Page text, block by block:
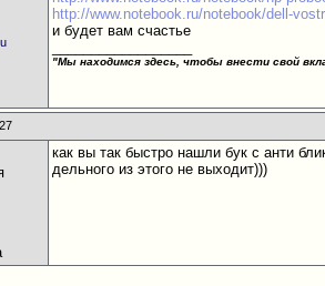
http://www.notebook.ru/notebook/dell-
и будет вам счастье
"Мы находимся здесь, чтобы внести свой
как вы так быстро нашли бук с анти
дельного из этого не выходит)))